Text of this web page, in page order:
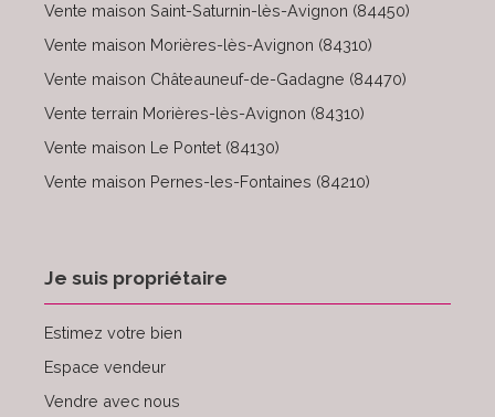
Vente maison Saint-Saturnin-lès-Avignon (84450)
Vente maison Morières-lès-Avignon (84310)
Vente maison Châteauneuf-de-Gadagne (84470)
Vente terrain Morières-lès-Avignon (84310)
Vente maison Le Pontet (84130)
Vente maison Pernes-les-Fontaines (84210)
Je suis propriétaire
Estimez votre bien
Espace vendeur
Vendre avec nous